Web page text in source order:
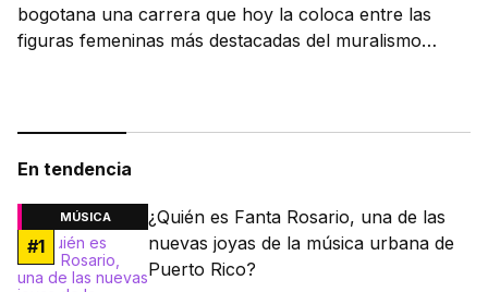
bogotana una carrera que hoy la coloca entre las
figuras femeninas más destacadas del muralismo
En tendencia
MÚSICA
#1
¿Quién es Fanta Rosario, una de las
nuevas joyas de la música urbana de
Puerto Rico?